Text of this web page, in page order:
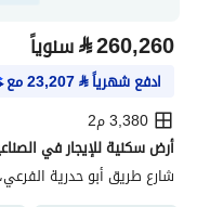
⃁260,260 سنوياً
ادفع شهرياً⃁
23,207مع
3,380 م2
أرض سكنية للإيجار في الصناعية 1،
شارع طريق أبو حدرية الفرعي، حي